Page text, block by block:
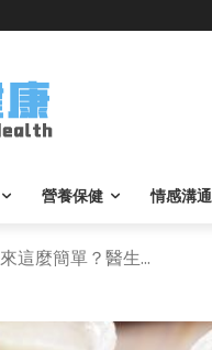
營養保健 情感溝通
這麼簡單？醫生...